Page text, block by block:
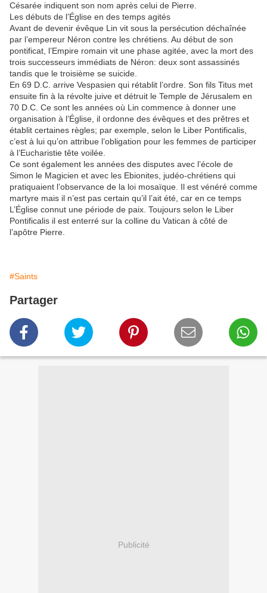
Césarée indiquent son nom après celui de Pierre.
Les débuts de l’Église en des temps agités
Avant de devenir évêque Lin vit sous la persécution déchaînée
par l’empereur Néron contre les chrétiens. Au début de son
pontificat, l’Empire romain vit une phase agitée, avec la mort des
trois successeurs immédiats de Néron: deux sont assassinés
tandis que le troisième se suicide.
En 69 D.C. arrive Vespasien qui rétablit l’ordre. Son fils Titus met
ensuite fin à la révolte juive et détruit le Temple de Jérusalem en
70 D.C. Ce sont les années où Lin commence à donner une
organisation à l’Église, il ordonne des évêques et des prêtres et
établit certaines règles; par exemple, selon le Liber Pontificalis,
c’est à lui qu’on attribue l’obligation pour les femmes de participer
à l’Eucharistie tête voilée.
Ce sont également les années des disputes avec l’école de
Simon le Magicien et avec les Ebionites, judéo-chrétiens qui
pratiquaient l’observance de la loi mosaïque. Il est vénéré comme
martyre mais il n’est pas certain qu’il l’ait été, car en ce temps
L’Église connut une période de paix. Toujours selon le Liber
Pontificalis il est enterré sur la colline du Vatican à côté de
l’apôtre Pierre.
#Saints
Partager
Publicité